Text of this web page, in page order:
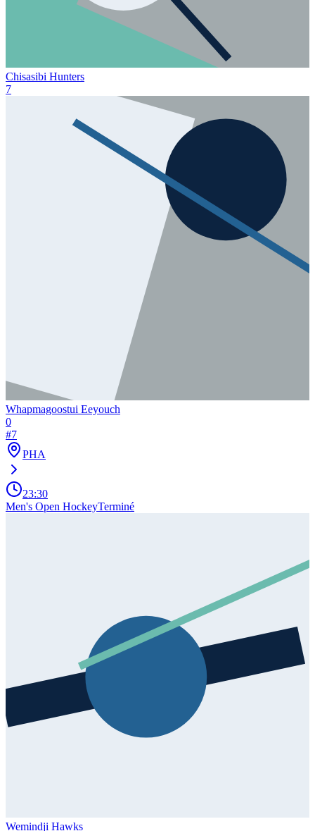
Chisasibi Hunters
7
Whapmagoostui Eeyouch
0
#7
PHA
23:30
Men's Open HockeyTerminé
Wemindji Hawks